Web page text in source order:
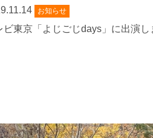
お知らせ
ビ東京「よじごじdays」に出演し